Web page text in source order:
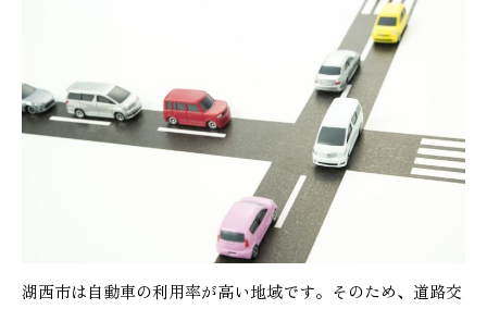
湖西市は自動車の利用率が高い地域です。そのため、道路交